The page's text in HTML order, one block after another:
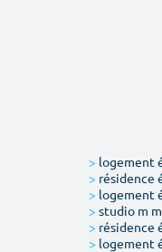
> logement
> résidence
> logement
> studio m
> résidence
> logement